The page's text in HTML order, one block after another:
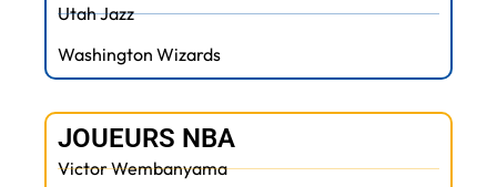
Utah Jazz
Washington Wizards
JOUEURS NBA
Victor Wembanyama